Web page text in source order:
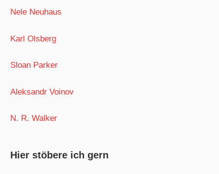
Nele Neuhaus
Karl Olsberg
Sloan Parker
Aleksandr Voinov
N. R. Walker
Hier stöbere ich gern